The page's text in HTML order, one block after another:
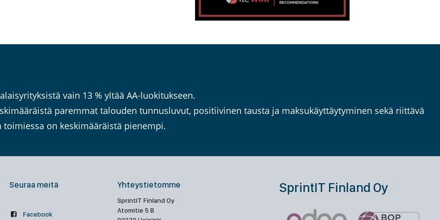
vain 13 % yltää AA-luokitukseen.
paremmat talouden tunnusluvut, positiivinen tausta ja maksukäyttäytyminen sekä riittävä
on keskimääräistä pienempi.
Seuraa meitä
Facebook
Yhteystietomme
SprintIT Finland Oy
Atomitie 5 B
SprintIT Finland Oy